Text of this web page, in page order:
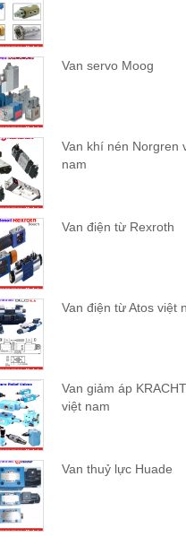
Van servo Moog
Van khí nén Norgren
nam
Van điện từ Rexroth
Van điện từ Atos việt
Van giảm áp KRACHT
việt nam
Van thuỷ lực Huade